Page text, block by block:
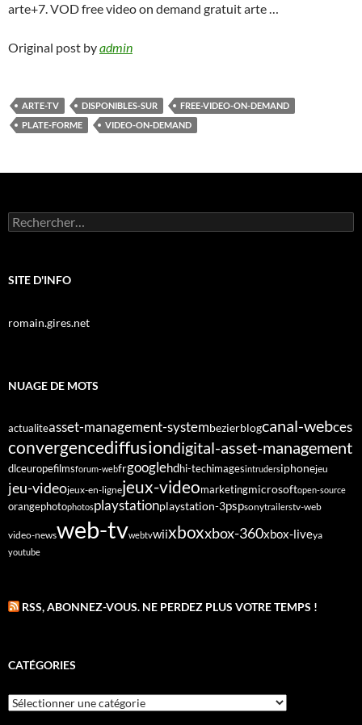
arte+7. VOD free video on demand gratuit arte …
Original post byadmin
ARTE-TV DISPONIBLES-SUR
FREE-VIDEO-ON-DEMAND
PLATE-FORME
VIDEO-ON-DEMAND
Rechercher :
SITE D'INFO
romain.gires.net
NUAGE DE MOTS
actualiteasset-management-systembezierblogcanal-webces
convergencediffusiondigital-asset-management
dlceuropefilmsforum-webfrgooglehdhi-techimagesintrudersiphonejeu
jeu-videojeux-en-lignejeux-videomarketingmicrosoftopen-source
orangephotophotosplaystationplaystation-3pspsonytrailerstv-web
video-newsweb-tvwebtvwiixboxxbox-360xbox-liveya
youtube
RSS, ABONNEZ-VOUS. NE PERDEZ PLUS VOTRE TEMPS !
CATÉGORIES
Catégories